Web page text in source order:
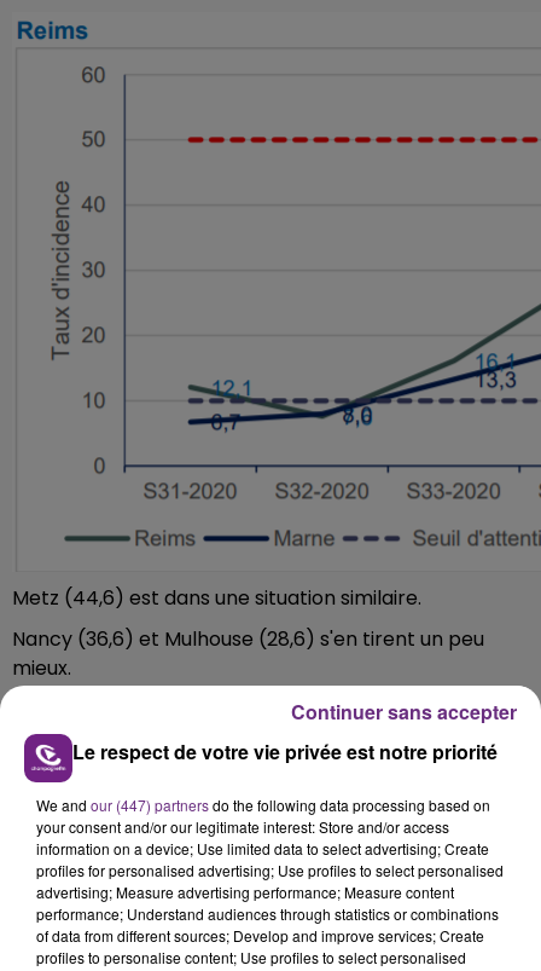
Metz (44,6) est dans une situation similaire.
Nancy (36,6) et Mulhouse (28,6) s'en tirent un peu
mieux.
L'ARS Grand Est rappelle que les seules mesures
permettant d'éviter la contamination sont les
mesures de prévention dites « mesures barrières », se
laver fréquemment les mains, respecter une distance
d'au moins un mètre entre les personnes et bien sûr
porter le masque le plus souvent possible.
Il est également recommandé de se faire tester au
moindre signe pouvant évoquer la maladie (fièvre,
toux, nez qui coule, diarrhée, mal de tête, perte de
Le respect de votre vie privée est notre priorité
We and our (447) partnersdo the following data processing based on
your consent and/or our legitimate interest: Store and/or access
information on a device; Use limited data to select advertising; Create
profiles for personalised advertising; Use profiles to select personalised
advertising; Measure advertising performance; Measure content
performance; Understand audiences through statistics or combinations
of data from different sources; Develop and improve services; Create
profiles to personalise content; Use profiles to select personalised
Continuer sans accepter